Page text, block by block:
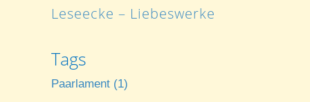
Leseecke – Liebeswerke
Tags
Paarlament (1)